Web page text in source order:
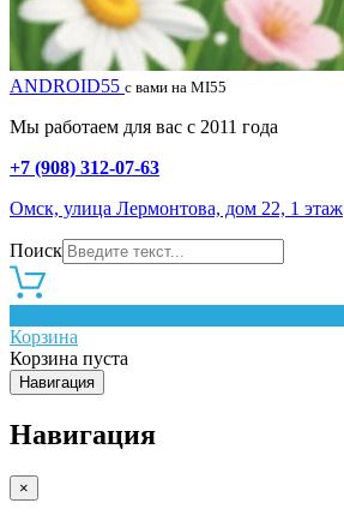
ANDROID55 с вами на MI55
Мы работаем для вас с 2011 года
+7 (908) 312-07-63
Омск, улица Лермонтова, дом 22, 1 этаж
Поиск
Корзина
Корзина пуста
Навигация
Навигация
×